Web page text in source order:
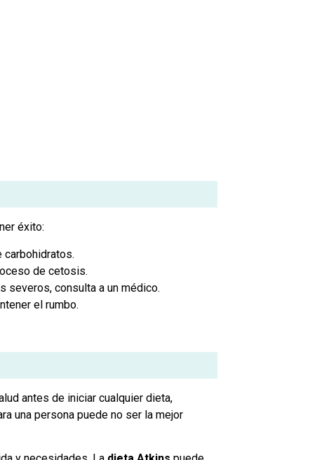
éxito:
carbohidratos.
de cetosis.
severos, consulta a un médico.
el rumbo.
antes de iniciar cualquier dieta,
una persona puede no ser la mejor